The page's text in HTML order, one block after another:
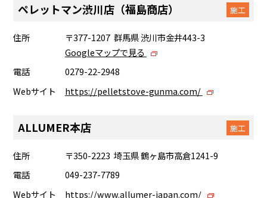
ペレットマン渋川店（福島商店） 施工
住所
〒377-1207 群馬県 渋川市金井443-3
Googleマップで見る
電話
0279-22-2948
Webサイト
https://pelletstove-gunma.com/
ALLUMER本店 施工
住所
〒350-2223 埼玉県 鶴ヶ島市高倉1241-9
電話
049-237-7789
Webサイト
https://www.allumer-japan.com/